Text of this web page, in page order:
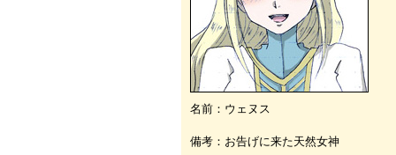
名前：ウェヌス
備考：お告げに来た天然女神